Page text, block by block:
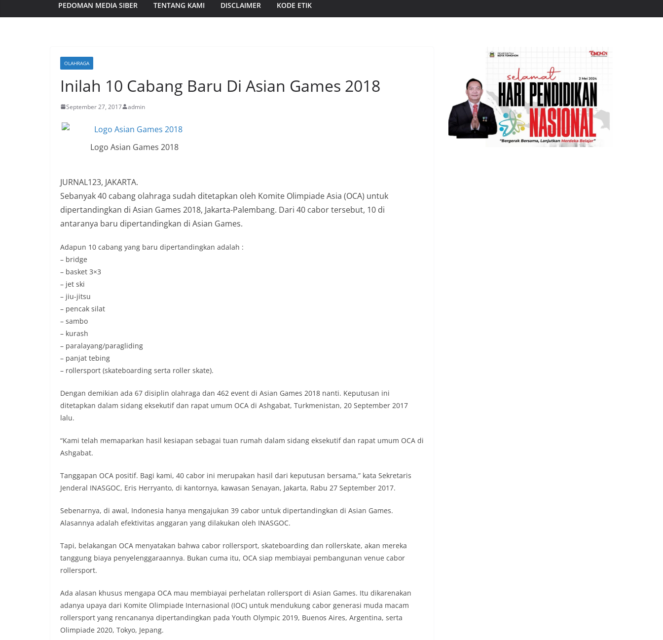
PEDOMAN MEDIA SIBER TENTANG KAMI DISCLAIMER KODE ETIK
OLAHRAGA
Inilah 10 Cabang Baru Di Asian Games 2018
September 27, 2017 admin
Logo Asian Games 2018
JURNAL123, JAKARTA.
Sebanyak 40 cabang olahraga sudah ditetapkan oleh Komite Olimpiade Asia (OCA) untuk
dipertandingkan di Asian Games 2018, Jakarta-Palembang. Dari 40 cabor tersebut, 10 di
antaranya baru dipertandingkan di Asian Games.
Adapun 10 cabang yang baru dipertandingkan adalah :
– bridge
– basket 3×3
– jet ski
– jiu-jitsu
– pencak silat
– sambo
– kurash
– paralayang/paragliding
– panjat tebing
– rollersport (skateboarding serta roller skate).
Dengan demikian ada 67 disiplin olahraga dan 462 event di Asian Games 2018 nanti. Keputusan ini
ditetapkan dalam sidang eksekutif dan rapat umum OCA di Ashgabat, Turkmenistan, 20 September 2017
lalu.
“Kami telah memaparkan hasil kesiapan sebagai tuan rumah dalam sidang eksekutif dan rapat umum OCA di
Ashgabat.
Tanggapan OCA positif. Bagi kami, 40 cabor ini merupakan hasil dari keputusan bersama,” kata Sekretaris
Jenderal INASGOC, Eris Herryanto, di kantornya, kawasan Senayan, Jakarta, Rabu 27 September 2017.
Sebenarnya, di awal, Indonesia hanya mengajukan 39 cabor untuk dipertandingkan di Asian Games.
Alasannya adalah efektivitas anggaran yang dilakukan oleh INASGOC.
Tapi, belakangan OCA menyatakan bahwa cabor rollersport, skateboarding dan rollerskate, akan mereka
tanggung biaya penyelenggaraannya. Bukan cuma itu, OCA siap membiayai pembangunan venue cabor
rollersport.
Ada alasan khusus mengapa OCA mau membiayai perhelatan rollersport di Asian Games. Itu dikarenakan
adanya upaya dari Komite Olimpiade Internasional (IOC) untuk mendukung cabor generasi muda macam
rollersport yang rencananya dipertandingkan pada Youth Olympic 2019, Buenos Aires, Argentina, serta
Olimpiade 2020, Tokyo, Jepang.